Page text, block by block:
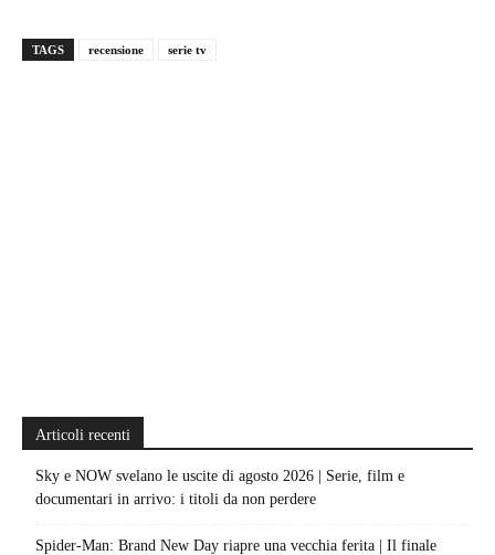
TAGS recensione serie tv
Articoli recenti
Sky e NOW svelano le uscite di agosto 2026 | Serie, film e
documentari in arrivo: i titoli da non perdere
Spider-Man: Brand New Day riapre una vecchia ferita | Il finale